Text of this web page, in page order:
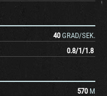
40 GRAD/SEK.
0.8/1/1.8
570 M